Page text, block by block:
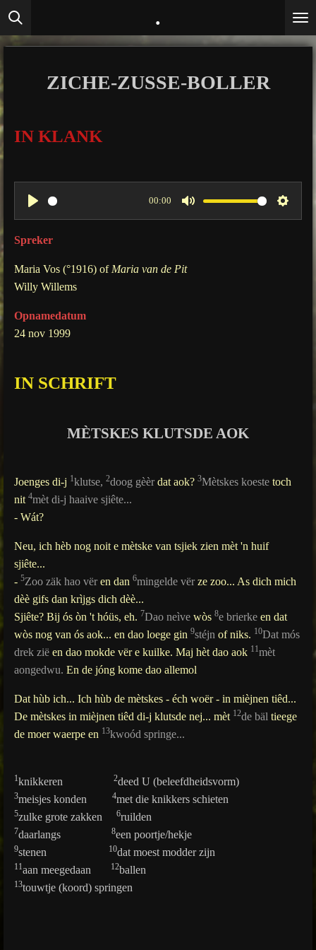
Ga
direct
naar
hoofdinhoud
.
ZICHE-ZUSSE-BOLLER
IN KLANK
P
l
y
00:00
M
S
Spreker
Maria Vos (°1916) of Maria van de Pit
Willy Willems
Opnamedatum
24 nov 1999
IN SCHRIFT
MÈTSKES KLUTSDE AOK
Joenges di-j 1klutse, 2doog gèèrdat aok? 3Mètskes koeste toch
nit 4mèt di-j haaive sjiête...
- Wát?
Neu, ich hèb nog noit e mètske van tsjiek zien mèt 'n huif
sjiête...
- 5Zoo zäk hao vëren dan 6mingelde vërze zoo... As dich mich
dèè gifs dan krìjgs dich dèè...
Sjiête? Bij ós òn 't hóüs, eh. 7Dao neìve wòs 8e brierke en dat
wòs nog van ós aok... en dao loege gin 9stéjn of niks. 10Dat mós
drek zië en dao mokde vër e kuilke. Maj hèt dao aok 11mèt
aongedwu. En de jóng kome dao allemol
Dat hùb ich... Ich hùb de mètskes - éch woër - in mièjnen tiêd...
De mètskes in mièjnen tiêd di-j klutsde nej... mèt 12de bäl tieege
de moer waerpe en 13kwoód springe...
1knikkeren 2deed U (beleefdheidsvorm)
3meisjes konden 4met die knikkers schieten
5zulke grote zakken 6ruilden
7daarlangs 8een poortje/hekje
9stenen 10dat moest modder zijn
11aan meegedaan 12ballen
13touwtje (koord) springen